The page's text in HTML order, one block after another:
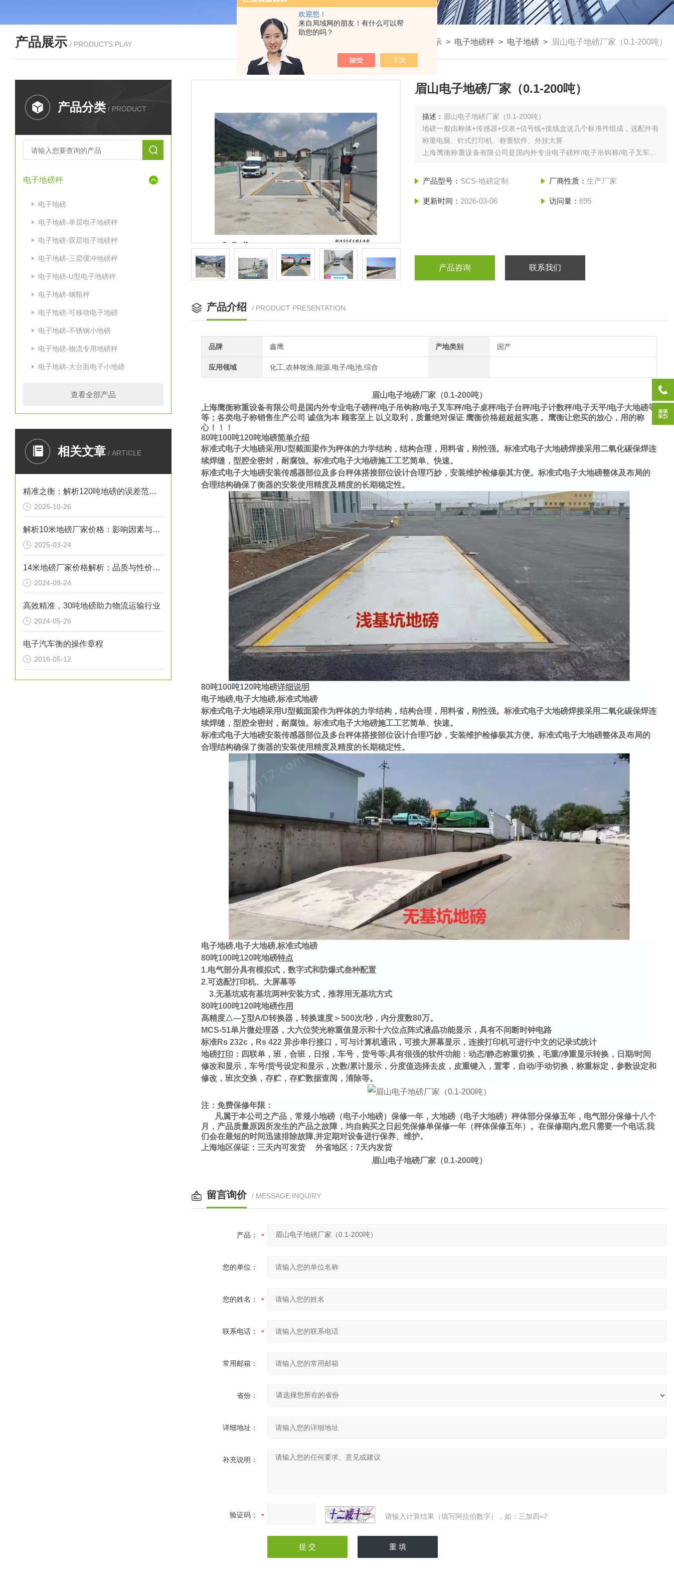
欢迎您！
来自局域网的朋友！有什么可以帮
助您的吗？
产品展示 / PRODUCTS PLAY 产品展示 > 电子地磅秤 > 电子地磅 > 眉山电子地磅厂家（0.1-200吨）
产品分类 / PRODUCT
电子地磅秤
电子地磅
电子地磅-单层电子地磅秤
电子地磅-双层电子地磅秤
电子地磅-三层缓冲地磅秤
电子地磅-U型电子地磅秤
电子地磅-钢瓶秤
电子地磅-可移动电子地磅
电子地磅-不锈钢小地磅
电子地磅-物流专用地磅秤
电子地磅-大台面电子小地磅
查看全部产品
相关文章 / ARTICLE
精准之衡：解析120吨地磅的误差范围与管理实践
2025-10-26
解析10米地磅厂家价格：影响因素与市场行情
2025-03-24
14米地磅厂家价格解析：品质与性价比的考量
2024-09-24
高效精准，30吨地磅助力物流运输行业
2024-05-26
电子汽车衡的操作章程
2016-05-12
眉山电子地磅厂家（0.1-200吨）
描述： 眉山电子地磅厂家（0.1-200吨）
地磅一般由称体+传感器+仪表+信号线+接线盒这几个标准件组成，选配件有
称重电脑、针式打印机、称重软件、外挂大屏
上海鹰衡称重设备有限公司是国内外专业电子磅秤/电子吊钩称/电子叉车秤/
生产公司 诚信为本 顾客至上 以义取利，质量绝对保证 鹰衡价格超超超实惠
产品型号： SCS-地磅定制 厂商性质： 生产厂家
更新时间： 2026-03-06 访问量： 695
产品咨询 联系我们
产品介绍 / PRODUCT PRESENTATION
品牌 鑫鹰 产地类别 国产
应用领域 化工,农林牧渔,能源,电子/电池,综合
眉山电子地磅厂家（0.1-200吨）
上海鹰衡称重设备有限公司是国内外专业电子磅秤/电子吊钩称/电子叉车秤/电子桌秤/电子台秤/电子计数秤/电子天平/电子大地磅等
等；各类电子称销售生产公司 诚信为本 顾客至上 以义取利，质量绝对保证 鹰衡价格超超超实惠 。鹰衡让您买的放心，用的称
心！！！
80吨100吨120吨地磅简单介绍
标准式电子大地磅采用U型截面梁作为秤体的力学结构，结构合理，用料省，刚性强。标准式电子大地磅焊接采用二氧化碳保焊连
续焊缝，型腔全密封，耐腐蚀。标准式电子大地磅施工工艺简单、快速。
标准式电子大地磅安装传感器部位及多台秤体搭接部位设计合理巧妙，安装维护检修极其方便。标准式电子大地磅整体及布局的
合理结构确保了衡器的安装使用精度及精度的长期稳定性。
80吨100吨120吨地磅详细说明
电子地磅,电子大地磅,标准式地磅
标准式电子大地磅采用U型截面梁作为秤体的力学结构，结构合理，用料省，刚性强。标准式电子大地磅焊接采用二氧化碳保焊连
续焊缝，型腔全密封，耐腐蚀。标准式电子大地磅施工工艺简单、快速。
标准式电子大地磅安装传感器部位及多台秤体搭接部位设计合理巧妙，安装维护检修极其方便。标准式电子大地磅整体及布局的
合理结构确保了衡器的安装使用精度及精度的长期稳定性。
电子地磅,电子大地磅,标准式地磅
80吨100吨120吨地磅特点
1.电气部分具有模拟式，数字式和防爆式叁种配置
2.可选配打印机、大屏幕等
3.无基坑或有基坑两种安装方式，推荐用无基坑方式
80吨100吨120吨地磅作用
高精度△—∑型A/D转换器，转换速度＞500次/秒，内分度数80万。
MCS-51单片微处理器，大六位荧光称重值显示和十六位点阵式液晶功能显示，具有不间断时钟电路
标准Rs 232c，Rs 422 异步串行接口，可与计算机通讯，可接大屏幕显示，连接打印机可进行中文的记录式统计
地磅打印 ：四联单，班，合班，日报，车号，货号等;具有很强的软件功能：动态/静态称重切换，毛重/净重显示转换，日期/时间
修改和显示，车号/货号设定和显示，次数/累计显示，分度值选择去皮，皮重键入，置零，自动/手动切换，称重标定，参数设定和
修改，班次交换，存贮，存贮数据查阅，清除等。
注： 免费保修年限：
凡属于本公司之产品，常规小地磅（电子小地磅）保修一年，大地磅（电子大地磅）秤体部分保修五年，电气部分保修十八个
月，产品质量原因所发生的产品之故障，均自购买之日起凭保修单保修一年（秤体保修五年）。 在保修期内,您只需要一个电话,我
们会在最短的时间迅速排除故障,并定期对设备进行保养、维护。
上海地区保证：三天内可发货 外省地区：7天内发货
眉山电子地磅厂家（0.1-200吨）
留言询价 / MESSAGE INQUIRY
产品：
您的单位：
您的姓名：
联系电话：
常用邮箱：
省份：
详细地址：
补充说明：
验证码： 请输入计算结果（填写阿拉伯数字），如：三加四=7